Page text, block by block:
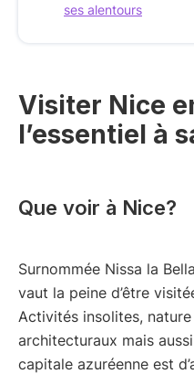
ses alentours
Visiter Nice
l’essentiel à
Que voir à Nice?
Surnommée Nissa la
vaut la peine d’être
Activités insolites,
architecturaux mais
capitale azuréenne est